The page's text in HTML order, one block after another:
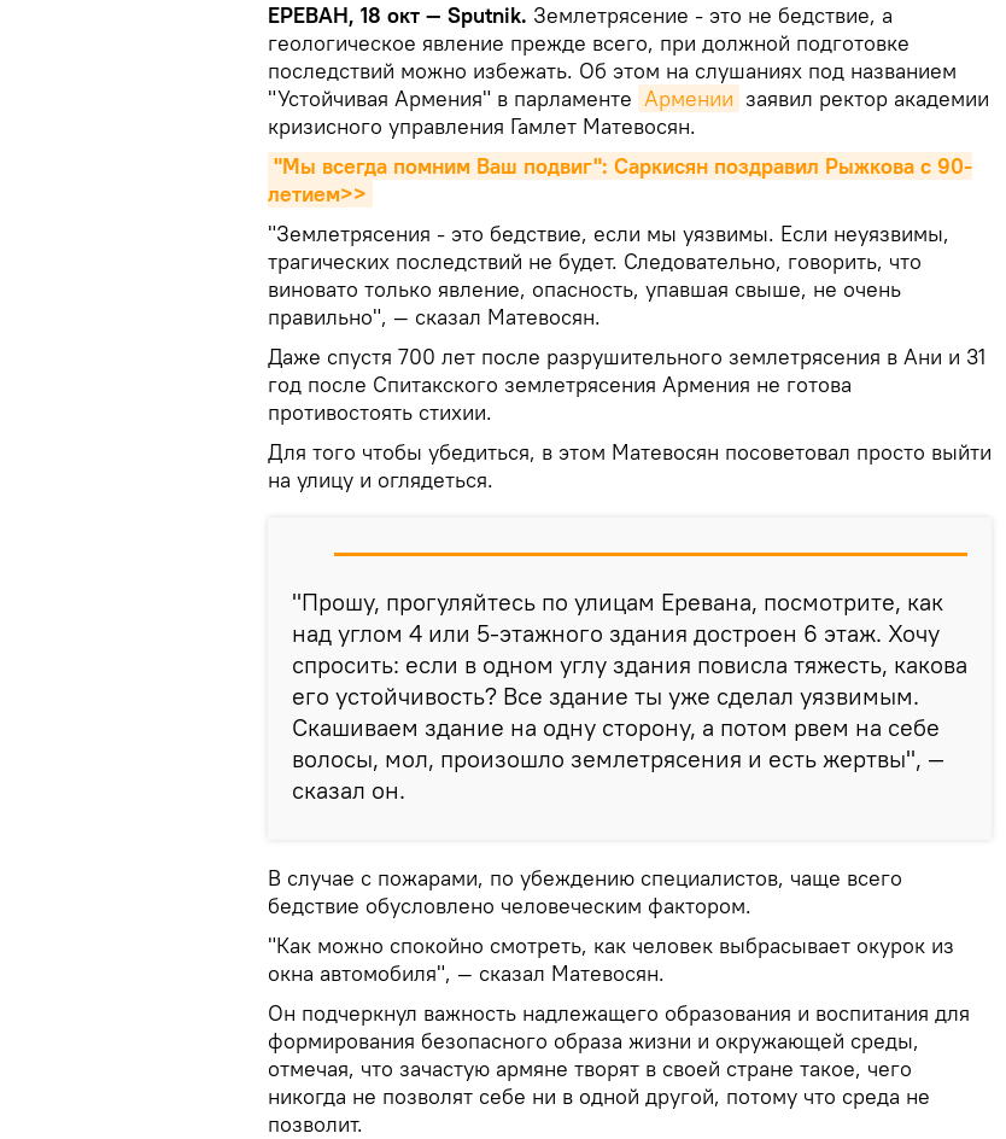
ЕРЕВАН, 18 окт — Sputnik. Землетрясение - это не бедствие, а
геологическое явление прежде всего, при должной подготовке
последствий можно избежать. Об этом на слушаниях под названием
"Устойчивая Армения" в парламенте Армении заявил ректор академии
кризисного управления Гамлет Матевосян.
"Мы всегда помним Ваш подвиг": Саркисян поздравил Рыжкова с 90-
летием>>
"Землетрясения - это бедствие, если мы уязвимы. Если неуязвимы,
трагических последствий не будет. Следовательно, говорить, что
виновато только явление, опасность, упавшая свыше, не очень
правильно", — сказал Матевосян.
Даже спустя 700 лет после разрушительного землетрясения в Ани и 31
год после Спитакского землетрясения Армения не готова
противостоять стихии.
Для того чтобы убедиться, в этом Матевосян посоветовал просто выйти
на улицу и оглядеться.
"Прошу, прогуляйтесь по улицам Еревана, посмотрите, как
над углом 4 или 5-этажного здания достроен 6 этаж. Хочу
спросить: если в одном углу здания повисла тяжесть, какова
его устойчивость? Все здание ты уже сделал уязвимым.
Скашиваем здание на одну сторону, а потом рвем на себе
волосы, мол, произошло землетрясения и есть жертвы", —
сказал он.
В случае с пожарами, по убеждению специалистов, чаще всего
бедствие обусловлено человеческим фактором.
"Как можно спокойно смотреть, как человек выбрасывает окурок из
окна автомобиля", — сказал Матевосян.
Он подчеркнул важность надлежащего образования и воспитания для
формирования безопасного образа жизни и окружающей среды,
отмечая, что зачастую армяне творят в своей стране такое, чего
никогда не позволят себе ни в одной другой, потому что среда не
позволит.